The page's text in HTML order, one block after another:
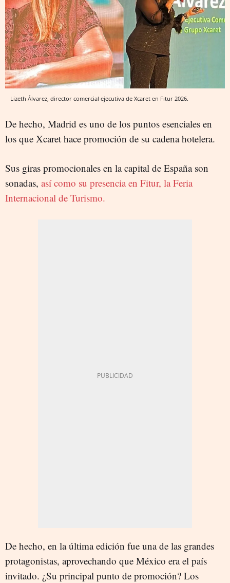
Lizeth Álvarez, director comercial ejecutiva de Xcaret en Fitur 2026.
De hecho, Madrid es uno de los puntos esenciales en
los que Xcaret hace promoción de su cadena hotelera.
Sus giras promocionales en la capital de España son
sonadas, así como su presencia en Fitur, la Feria
Internacional de Turismo.
De hecho, en la última edición fue una de las grandes
protagonistas, aprovechando que México era el país
invitado. ¿Su principal punto de promoción? Los